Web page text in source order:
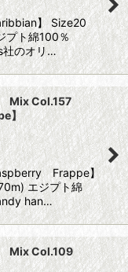
】 Size20
プト綿100％
社のオリ…
Mix Col.157
】
Frappe】
エジプト綿
han…
Mix Col.109